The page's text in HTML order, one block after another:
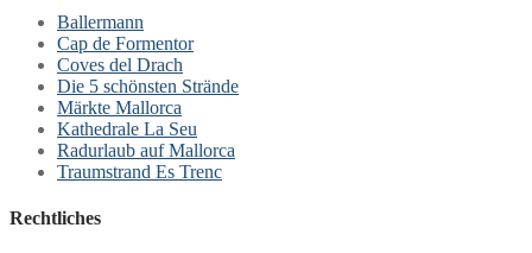
Ballermann
Cap de Formentor
Coves del Drach
Die 5 schönsten Strände
Märkte Mallorca
Kathedrale La Seu
Radurlaub auf Mallorca
Traumstrand Es Trenc
Rechtliches